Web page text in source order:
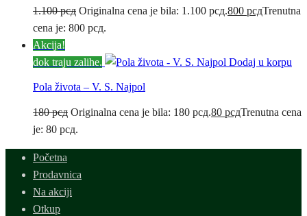
1.100рсд Originalna cena je bila: 1.100 рсд.800 рсдTrenutna
cena je: 800 рсд.
Akcija!
dok traju zalihe.
Dodaj u korpu
Pola života – V. S. Najpol
180рсд Originalna cena je bila: 180 рсд.80 рсдTrenutna cena
je: 80 рсд.
Početna
Prodavnica
Na akciji
Otkup